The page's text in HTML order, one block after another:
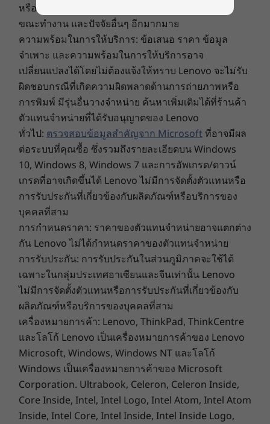
Built-in versatility & security
Engineered with to be both versatile and
secure, the ThinkCentre Neo 30a (22" Intel) has
an array of ports, including USB 3.2, for all your
PC accessories. This all-in-one also has a Smart
Cable Clip to deter against theft. And it’s
ThinkShield compliant, customizable end-to-
end security solutions to safeguard your
device and data.
Ports / Slots
2 x USB 3.2 Gen 2
2 x USB 2.0
HDMI-out
Headphone / mic combo
DC-in
LAN in
USB port transfer speeds are approximate and depend on many factors, such as
processing capability of host/peripheral devices, file attributes, system configuration
and operating environments; actual speeds will vary and may be less than expected.
Internal Bay
2.5″ HDD
Optional: Optical Disk Drive
Green Certifications
Energy Star ®8.0 (pending certification)
Low Halogen (only Chassis)
EPEAT Silver
TÜV Low Blue-Light Certification
TÜV Low Noise Certification
Low Frequency Flash Certification
Environmental Results Program (ERP)
The Eco Declaration (TED)
California Energy Commission (CEC)
หรืองานที่เลือก การกำหนดค่าเครือข่าย อุณหภูมิใน
ขณะทำงาน และปัจจัยอื่นๆ อีกมากมาย
ความพร้อมในการให้บริการ: ข้อเสนอ ราคา ข้อมูล
จำเพาะ และความพร้อมในการให้บริการอาจ
เปลี่ยนแปลงได้โดยไม่ต้องแจ้งให้ทราบ Lenovo จะไม่รับ
ผิดชอบกรณีที่เกิดความผิดพลาดด้านการถ่ายภาพหรือ
การพิมพ์ มีรุ่นอื่นวางจำหน่าย ค้นหาเพิ่มเติมได้ที่ร้านค้า
ตัวแทนจำหน่ายที่ได้รับอนุญาตของ Lenovo
ทั่วไป: ตรวจสอบข้อมูลสำคัญจาก Microsoftที่อาจมีผล
ต่อระบบที่คุณซื้อ ซึ่งรวมถึงรายละเอียดบน Windows
10, Windows 8, Windows 7 และการอัพเกรด/ดาวน์
เกรดที่อาจเกิดขึ้นได้ Lenovo ไม่มีการจัดตั้งตัวแทนหรือ
การรับประกันที่เกี่ยวข้องกับผลิตภัณฑ์หรือบริการของ
บุคคลที่สาม
การกำหนดราคา: ราคาของตัวแทนจำหน่ายอาจแตกต่าง
กัน Lenovo ไม่ได้กำหนดราคาของตัวแทนจำหน่าย
การรับประกัน: การรับประกันในส่วนภูมิภาคจะใช้ได้
เฉพาะในกลุ่มประเทศอาเซียนและจีนเท่านั้น Lenovo
ไม่มีการจัดตั้งตัวแทนหรือการรับประกันที่เกี่ยวข้องกับ
ผลิตภัณฑ์หรือบริการของบุคคลที่สาม
เครื่องหมายการค้า: Lenovo, ThinkPad, ThinkCentre
และโลโก้ Lenovo เป็นเครื่องหมายการค้าของ Lenovo
Microsoft, Windows, Windows NT และโลโก้
Windows เป็นเครื่องหมายการค้าของ Microsoft
Corporation. Ultrabook, Celeron, Celeron Inside,
Core Inside, Intel, Intel Logo, Intel Atom, Intel Atom
Inside, Intel Core, Intel Inside, Intel Inside Logo,